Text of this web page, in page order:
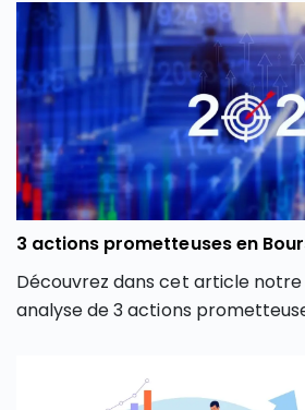
globale de l’action positive sur un
3 actions prometteuses en
Découvrez dans cet article
analyse de 3 actions